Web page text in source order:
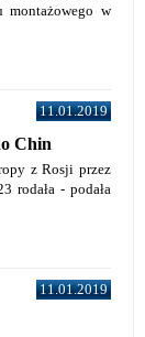
montażowego w
11.01.2019
Chin
z Rosji przez
rodała - podała
11.01.2019